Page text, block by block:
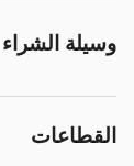
وسيلة الشراء
القطاعات